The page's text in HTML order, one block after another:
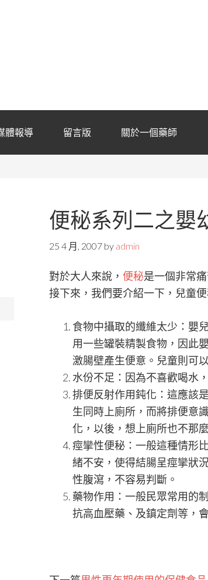
體報導 留言版 關於一個藥師
便秘系列二之嬰
25 4 月, 2007 by admin
對於大人來說， 便秘是一個非常
接下來，我們要介紹一下，兒童
食物中攝取的纖維太少：嬰
用一些罐裝精製食物，因此
激腸壁產生便意。兒童則可
水份不足：因為不喜歡喝水
排便反射作用鈍化：這應該
生同時上廁所，而將排便意
化，以後，想上廁所也不那
痙攣性便秘：一般這種情形
緒不安，使得結腸呈痙攣狀
性腹瀉，不容易判斷。
藥物作用：一般民眾常用的
抗高血壓藥、及鎮定劑等，